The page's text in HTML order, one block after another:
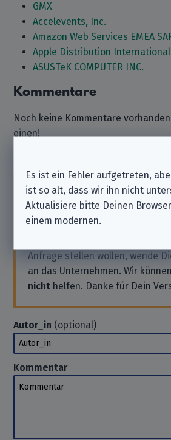
GMX
Accelevents, Inc.
Amazon Web Services EMEA
Apple Distribution
ASUSTeK COMPUTER INC.
Kommentare
Noch keine Kommentare
einen!
Beachte bitte, dass wir ein
Datenschutzvereinsind und
aufgeführten Unternehmen
Anfrage stellen wollen, wende
an das Unternehmen. Wir
nicht helfen. Danke für Dein
Autor_in (optional)
Autor_in
Kommentar
Kommentar
Es ist ein Fehler aufgetreten,
ist so alt, dass wir ihn nicht
Aktualisiere bitte Deinen
einem modernen.